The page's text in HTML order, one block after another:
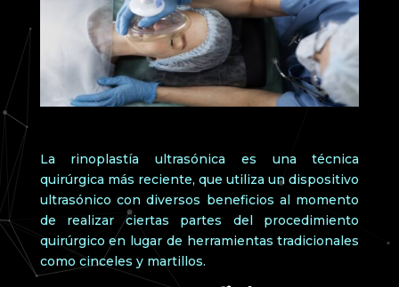
La rinoplastía ultrasónica es una técnica
quirúrgica más reciente, que utiliza un dispositivo
ultrasónico con diversos beneficios al momento
de realizar ciertas partes del procedimiento
quirúrgico en lugar de herramientas tradicionales
como cinceles y martillos.